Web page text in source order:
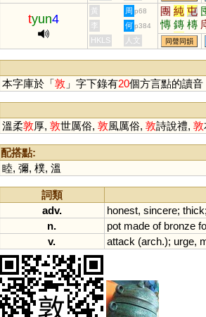
tyun4
黃 周 p68 團 純 屯
慱 鏄 槫
漙 剸 軘
李 何 p384
HKLS 人文 同聲同韻
本字庫於「敦 」字下錄有20個方言點的讀音
溫柔敦厚, 敦世厲俗, 敦風厲俗, 敦詩說禮, 敦
配搭點:
睦, 彌, 樸, 溫
詞類
adv.
honest, sincere; thick;
n.
pot made of bronze
v.
attack (arch.); urge,